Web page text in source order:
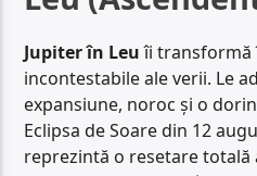
Jupiter în Leuîi transformă
incontestabile ale verii. Le
expansiune, noroc și o
Eclipsa de Soare din 12
reprezintă o resetare